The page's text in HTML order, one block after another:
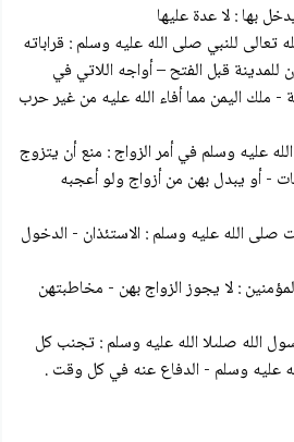
بها : لا عدة عليها
تعالى للنبي صلى الله عليه وسلم : قراباته
للمدينة قبل الفتح – أواجه اللاتي في
- ملك اليمن مما أفاء الله عليه من غير حرب
عليه وسلم في أمر الزواج : منع أن يتزوج
- أو يبدل بهن من أزواج ولو أعجبه
صلى الله عليه وسلم : الاستئذان - الدخول
: لا يجوز الزواج بهن - مخاطبتهن
الله صلىلا الله عليه وسلم : تجنب كل
عليه وسلم - الدفاع عنه في كل وقت .